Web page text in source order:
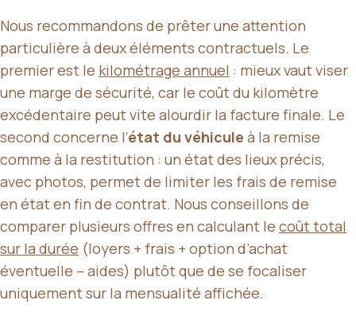
Nous recommandons de prêter une attention
particulière à deux éléments contractuels. Le
premier est le kilométrage annuel : mieux vaut viser
une marge de sécurité, car le coût du kilomètre
excédentaire peut vite alourdir la facture finale. Le
second concerne l’état du véhicule à la remise
comme à la restitution : un état des lieux précis,
avec photos, permet de limiter les frais de remise
en état en fin de contrat. Nous conseillons de
comparer plusieurs offres en calculant le coût total
sur la durée (loyers + frais + option d’achat
éventuelle – aides) plutôt que de se focaliser
uniquement sur la mensualité affichée.